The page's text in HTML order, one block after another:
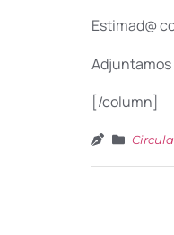
Estimad@
Adjuntamos
[/column]